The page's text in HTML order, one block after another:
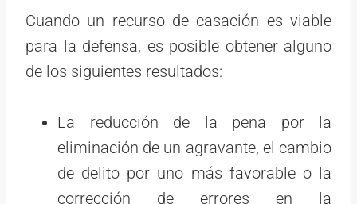
Cuando un recurso de casación es viable
para la defensa, es posible obtener alguno
de los siguientes resultados:
La reducción de la pena por la
eliminación de un agravante, el cambio
de delito por uno más favorable o la
corrección de errores en la